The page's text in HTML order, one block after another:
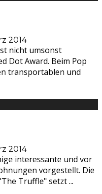
2014
nicht umsonst
Dot Award. Beim Pop
transportablen und
2014
interessante und vor
vorgestellt. Die
Truffle" setzt...